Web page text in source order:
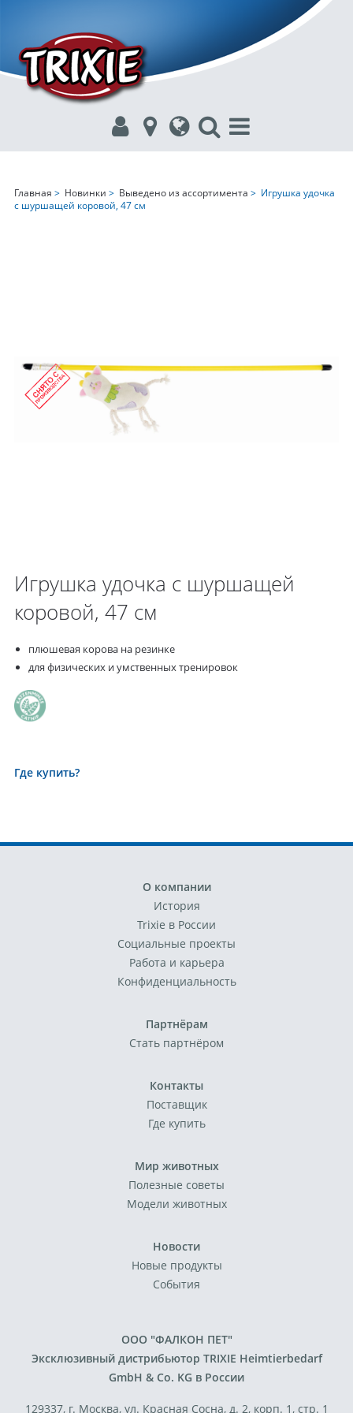
Главная > Новинки > Выведено из ассортимента > Игрушка удочка
с шуршащей коровой, 47 cм
Игрушка удочка с шуршащей
коровой, 47 cм
плюшевая корова на резинке
для физических и умственных тренировок
Где купить?
О компании
История
Trixie в России
Социальные проекты
Работа и карьера
Конфиденциальность
Партнёрам
Стать партнёром
Контакты
Поставщик
Где купить
Мир животных
Полезные советы
Модели животных
Новости
Новые продукты
События
ООО "ФАЛКОН ПЕТ"
Эксклюзивный дистрибьютор TRIXIE Heimtierbedarf
GmbH & Co. KG в России
129337, г. Москва, ул. Красная Сосна, д. 2, корп. 1, стр. 1